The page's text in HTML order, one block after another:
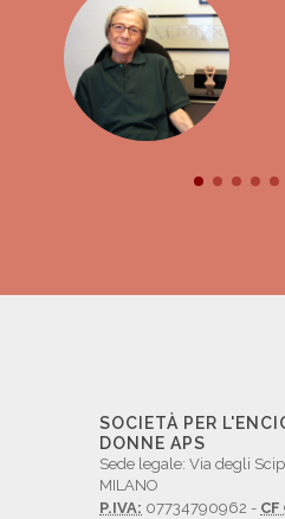
SOCIETÀ PER
DONNE APS
Sede legale: Via degli
MILANO
P.IVA: 07734790962 - CF